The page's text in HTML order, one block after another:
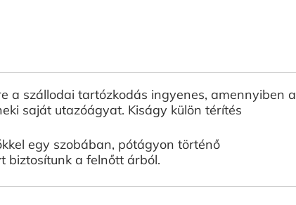
a szállodai tartózkodás ingyenes, amennyiben a
saját utazóágyat. Kiságy külön térítés
egy szobában, pótágyon történő
biztosítunk a felnőtt árból.